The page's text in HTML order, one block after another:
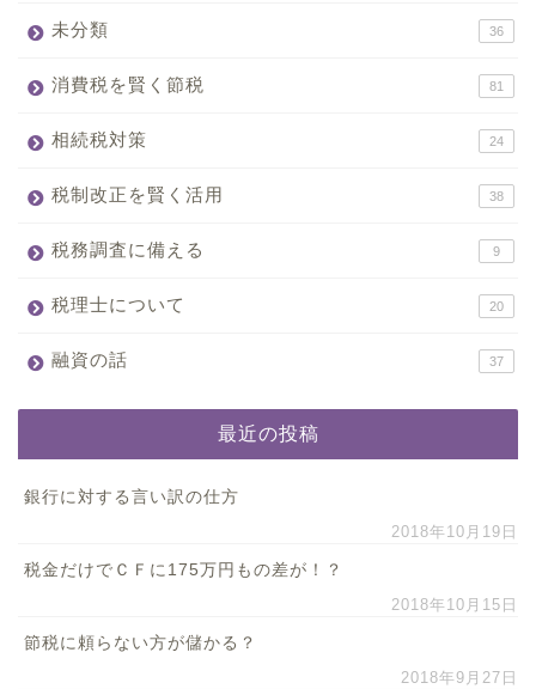
未分類 36
消費税を賢く節税 81
相続税対策 24
税制改正を賢く活用 38
税務調査に備える 9
税理士について 20
融資の話 37
最近の投稿
銀行に対する言い訳の仕方
2018年10月19日
税金だけでＣＦに175万円もの差が！？
2018年10月15日
節税に頼らない方が儲かる？
2018年9月27日